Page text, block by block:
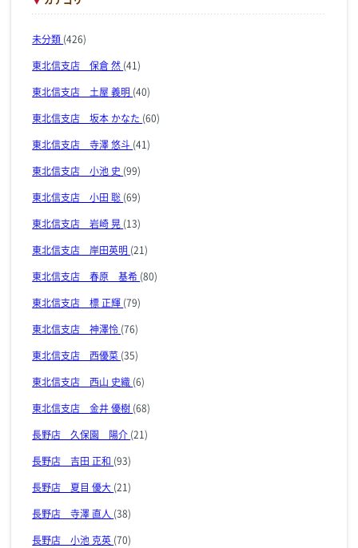
未分類 (426)
東北信支店 保倉 然 (41)
東北信支店 土屋 義明 (40)
東北信支店 坂本 かなた (60)
東北信支店 寺澤 悠斗 (41)
東北信支店 小池 史 (99)
東北信支店 小田 聡 (69)
東北信支店 岩崎 晃 (13)
東北信支店 岸田英明 (21)
東北信支店 春原 基希 (80)
東北信支店 標 正輝 (79)
東北信支店 神澤怜 (76)
東北信支店 西優菜 (35)
東北信支店 西山 史織 (6)
東北信支店 金井 優樹 (68)
長野店 久保園 陽介 (21)
長野店 吉田 正和 (93)
長野店 夏目 優大 (21)
長野店 寺澤 直人 (38)
長野店 小池 克英 (70)